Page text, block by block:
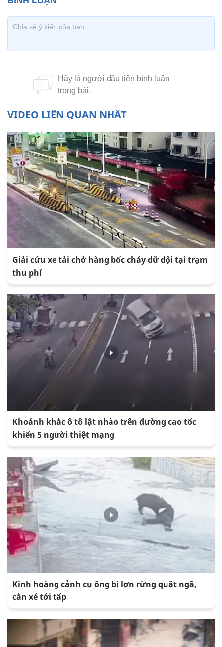
VIDEO LIÊN QUAN NHẤT
Giải cứu xe tải chở hàng bốc cháy dữ dội tại trạm
thu phí
Khoảnh khắc ô tô lật nhào trên đường cao tốc
khiến 5 người thiệt mạng
Kinh hoàng cảnh cụ ông bị lợn rừng quật ngã,
cắn xé tới tấp